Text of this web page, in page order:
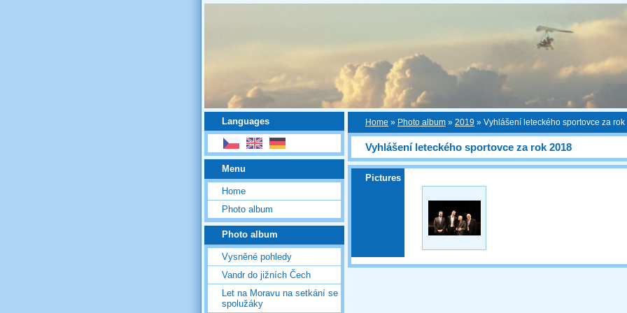
Home » Photo album » 2019 » Vyhlášení leteckého sportovce za rok
Vyhlášení leteckého sportovce za rok 2018
Pictures
Languages
Menu
Home
Photo album
Photo album
Vysněné pohledy
Vandr do jižních Čech
Let na Moravu na setkání se
spolužáky